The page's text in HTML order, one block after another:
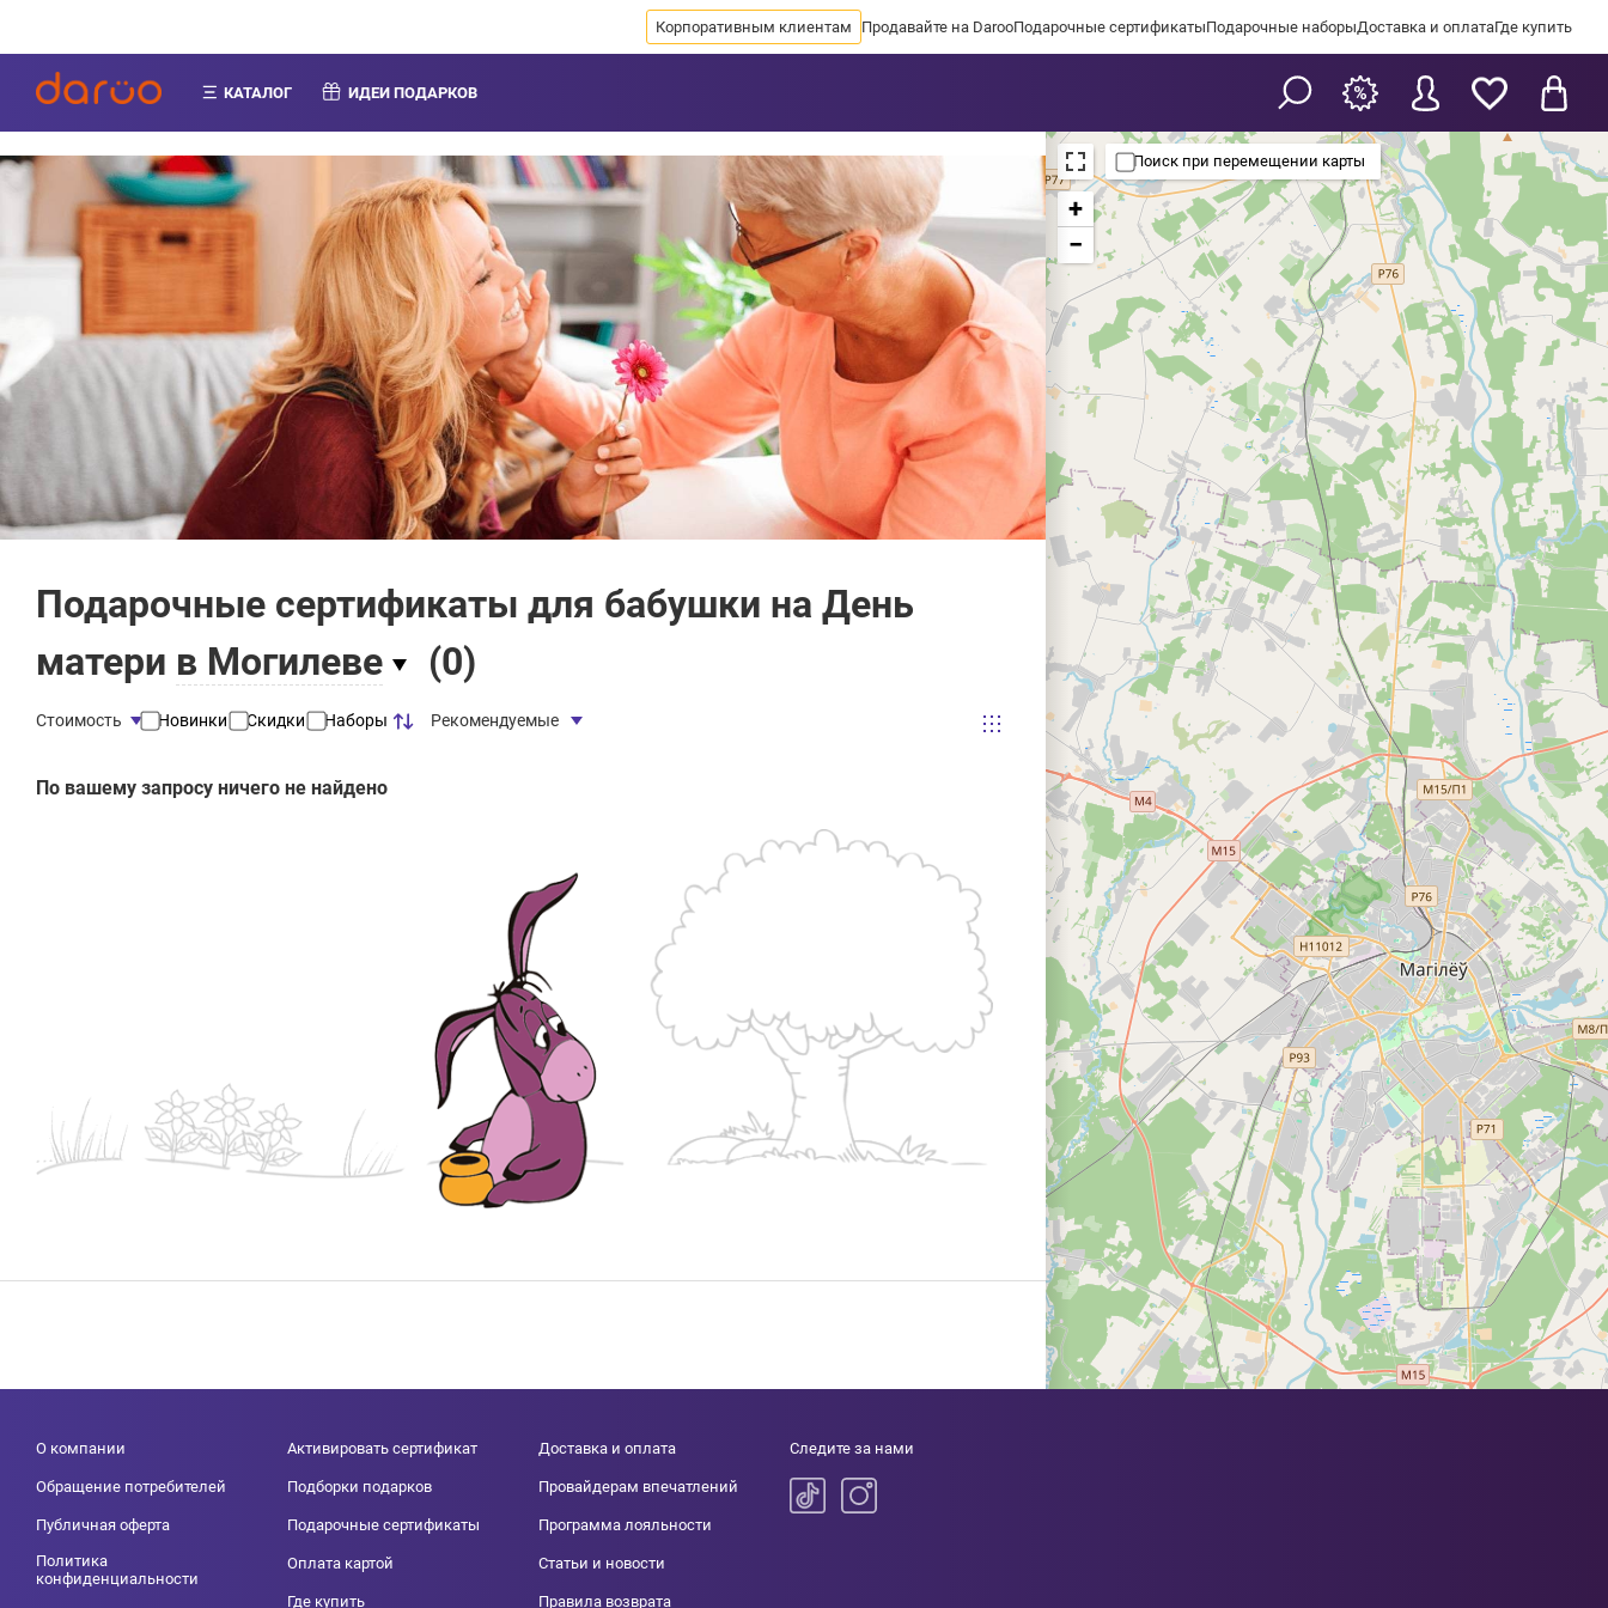
Корпоративным клиентам Продавайте на DarooПодарочные сертификатыПодарочные наборыДоставка и оплатаГде купить
КАТАЛОГ ИДЕИ ПОДАРКОВ
Подарочные сертификаты для бабушки на День
матери в Могилеве (0)
Стоимость Новинки Скидки Наборы Рекомендуемые
По вашему запросу ничего не найдено
+
−
Поиск при перемещении карты
О компании
Обращение потребителей
Публичная оферта
Политика
конфиденциальности
Активировать сертификат
Подборки подарков
Подарочные сертификаты
Оплата картой
Где купить
Доставка и оплата
Провайдерам впечатлений
Программа лояльности
Статьи и новости
Правила возврата
Следите за нами